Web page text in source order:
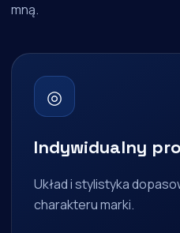
mną.
◎
Indywidualny
Układ i stylistyka
charakteru marki.